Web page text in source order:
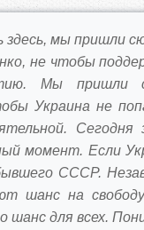
здесь, мы пришли
не чтобы
Мы пришли
Украина не
Сегодня
момент. Если
СССР.
шанс на
для всех.